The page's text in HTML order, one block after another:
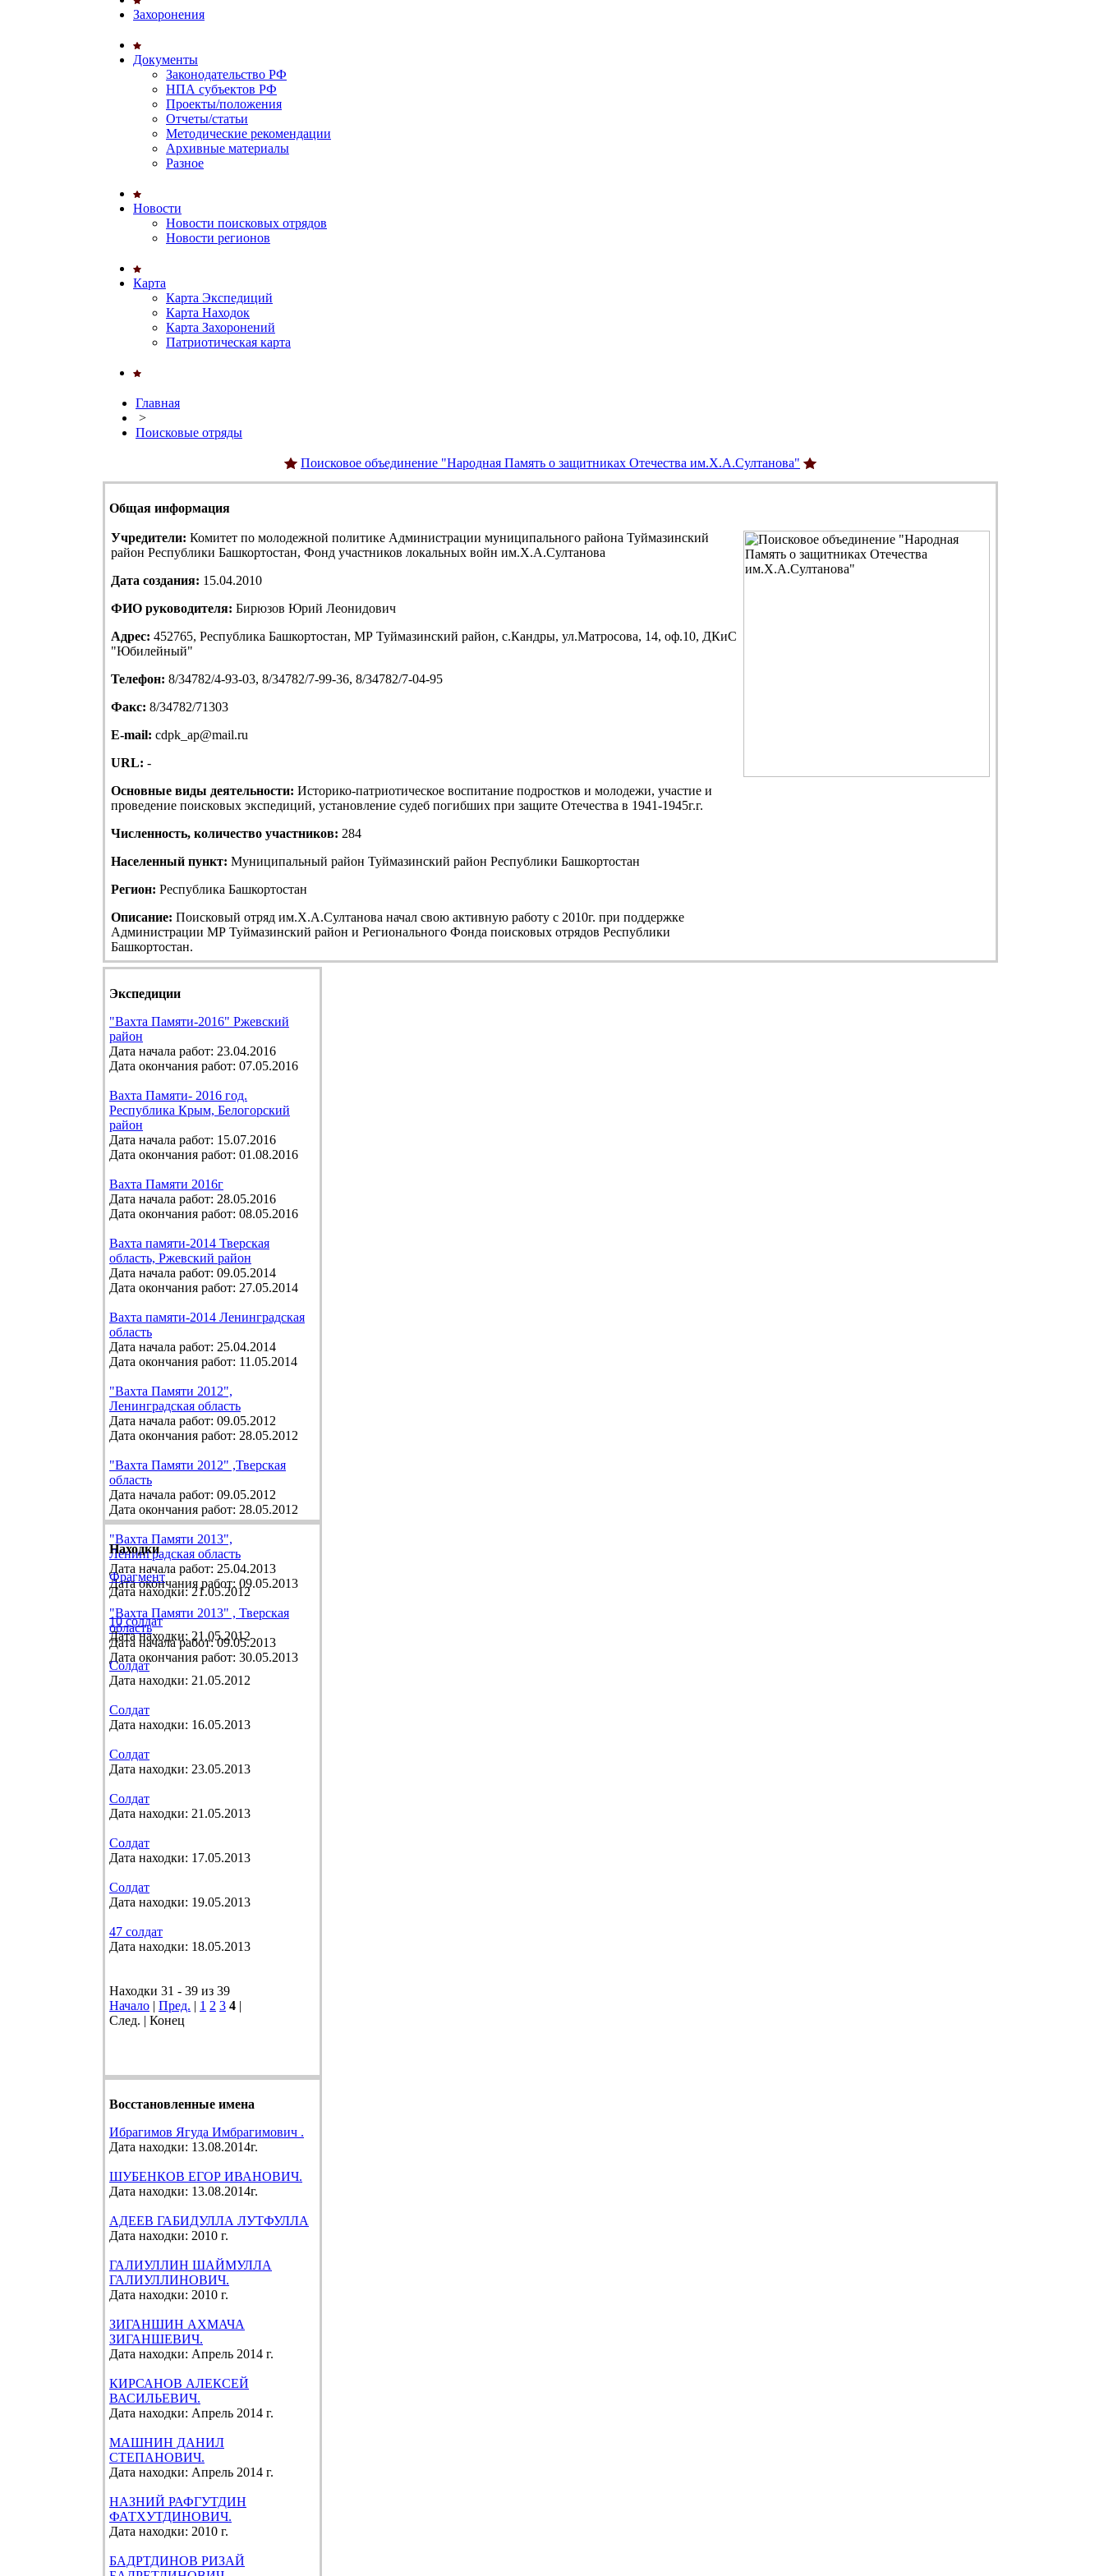
Захоронения
Документы
Законодательство РФ
НПА субъектов РФ
Проекты/положения
Отчеты/статьи
Методические рекомендации
Архивные материалы
Разное
Новости
Новости поисковых отрядов
Новости регионов
Карта
Карта Экспедиций
Карта Находок
Карта Захоронений
Патриотическая карта
Главная
>
Поисковые отряды
Поисковое объединение "Народная Память о защитниках Отечества им.Х.А.Султанова"
Общая информация
Учредители: Комитет по молодежной политике Администрации муниципального района Туймазинский
район Республики Башкортостан, Фонд участников локальных войн им.Х.А.Султанова
Дата создания: 15.04.2010
ФИО руководителя: Бирюзов Юрий Леонидович
Адрес: 452765, Республика Башкортостан, МР Туймазинский район, с.Кандры, ул.Матросова, 14, оф.10, ДКиС
"Юбилейный"
Телефон: 8/34782/4-93-03, 8/34782/7-99-36, 8/34782/7-04-95
Факс: 8/34782/71303
E-mail: cdpk_ap@mail.ru
URL: -
Основные виды деятельности: Историко-патриотическое воспитание подростков и молодежи, участие и
проведение поисковых экспедиций, установление судеб погибших при защите Отечества в 1941-1945г.г.
Численность, количество участников: 284
Населенный пункт: Муниципальный район Туймазинский район Республики Башкортостан
Регион: Республика Башкортостан
Описание: Поисковый отряд им.Х.А.Султанова начал свою активную работу с 2010г. при поддержке
Администрации МР Туймазинский район и Регионального Фонда поисковых отрядов Республики
Башкортостан.
Экспедиции
"Вахта Памяти-2016" Ржевский
район
Дата начала работ: 23.04.2016
Дата окончания работ: 07.05.2016
Вахта Памяти- 2016 год.
Республика Крым, Белогорский
район
Дата начала работ: 15.07.2016
Дата окончания работ: 01.08.2016
Вахта Памяти 2016г
Дата начала работ: 28.05.2016
Дата окончания работ: 08.05.2016
Вахта памяти-2014 Тверская
область, Ржевский район
Дата начала работ: 09.05.2014
Дата окончания работ: 27.05.2014
Вахта памяти-2014 Ленинградская
область
Дата начала работ: 25.04.2014
Дата окончания работ: 11.05.2014
"Вахта Памяти 2012",
Ленинградская область
Дата начала работ: 09.05.2012
Дата окончания работ: 28.05.2012
"Вахта Памяти 2012" ,Тверская
область
Дата начала работ: 09.05.2012
Дата окончания работ: 28.05.2012
"Вахта Памяти 2013",
Ленинградская область
Дата начала работ: 25.04.2013
Дата окончания работ: 09.05.2013
"Вахта Памяти 2013" , Тверская
область
Дата начала работ: 09.05.2013
Дата окончания работ: 30.05.2013
Находки
Фрагмент
Дата находки: 21.05.2012
10 солдат
Дата находки: 21.05.2012
Солдат
Дата находки: 21.05.2012
Солдат
Дата находки: 16.05.2013
Солдат
Дата находки: 23.05.2013
Солдат
Дата находки: 21.05.2013
Солдат
Дата находки: 17.05.2013
Солдат
Дата находки: 19.05.2013
47 солдат
Дата находки: 18.05.2013
Находки 31 - 39 из 39
Начало | Пред. | 1 2 3 4 |
След. | Конец
Восстановленные имена
Ибрагимов Ягуда Имбрагимович .
Дата находки: 13.08.2014г.
ШУБЕНКОВ ЕГОР ИВАНОВИЧ.
Дата находки: 13.08.2014г.
АДЕЕВ ГАБИДУЛЛА ЛУТФУЛЛА
Дата находки: 2010 г.
ГАЛИУЛЛИН ШАЙМУЛЛА
ГАЛИУЛЛИНОВИЧ.
Дата находки: 2010 г.
ЗИГАНШИН АХМАЧА
ЗИГАНШЕВИЧ.
Дата находки: Апрель 2014 г.
КИРСАНОВ АЛЕКСЕЙ
ВАСИЛЬЕВИЧ.
Дата находки: Апрель 2014 г.
МАШНИН ДАНИЛ
СТЕПАНОВИЧ.
Дата находки: Апрель 2014 г.
НАЗНИЙ РАФГУТДИН
ФАТХУТДИНОВИЧ.
Дата находки: 2010 г.
БАДРТДИНОВ РИЗАЙ